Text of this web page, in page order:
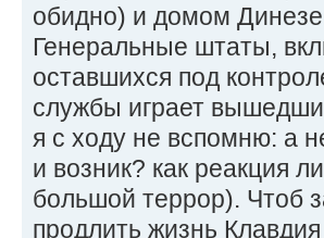
обидно) и домом
Генеральные штаты,
оставшихся под
службы играет
я с ходу не вспомню: а
и возник? как реакция
большой террор). Чтоб
продлить жизнь